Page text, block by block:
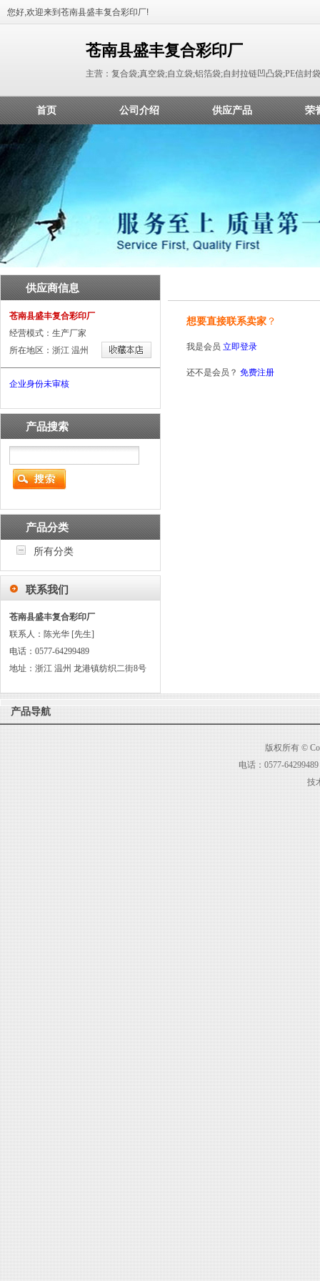
您好,欢迎来到苍南县盛丰复合彩印厂!
苍南县盛丰复合彩印厂
主营：复合袋;真空袋;自立袋;铝箔袋;自封拉链凹凸袋;PE信封
首页 公司介绍 供应产品 荣
供应商信息
苍南县盛丰复合彩印厂
经营模式：生产厂家
所在地区：浙江 温州
企业身份未审核
产品搜索
产品分类
所有分类
联系我们
苍南县盛丰复合彩印厂
联系人：陈光华 [先生]
电话：0577-64299489
地址：浙江 温州 龙港镇纺织二街8号
想要直接联系卖家 ？
我是会员 立即登录
还不是会员？ 免费注册
产品导航
版权所有 ©
电话：0577-
技